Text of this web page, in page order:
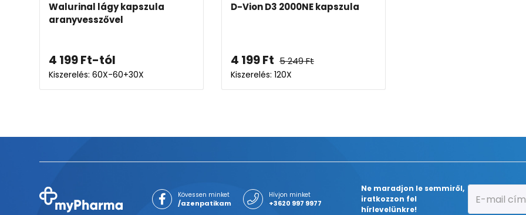
Walurinal lágy kapszula
aranyvesszővel
4 199Ft-tól
Kiszerelés: 60X-60+30X
D-Vion D3 2000NE kapszula
4 199Ft 5 249Ft
Kiszerelés: 120X
Kövessen minket
/azenpatikam
Hívjon minket
+3620 997 9977
Ne maradjon le semmiről,
iratkozzon fel
hírlevelünkre!